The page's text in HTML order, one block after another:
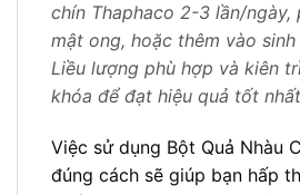
chín Thaphaco 2-3 lần/ngày,
mật ong, hoặc thêm vào
Liều lượng phù hợp và kiên
khóa để đạt hiệu quả tốt
Việc sử dụng Bột Quả Nhàu
đúng cách sẽ giúp bạn hấp